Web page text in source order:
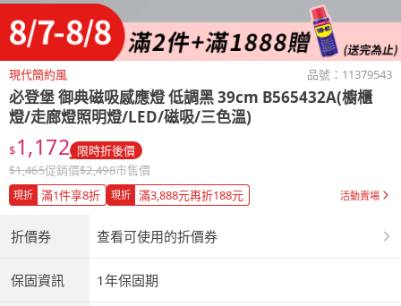
現代簡約風 品號： 11379543
必登堡御典磁吸感應燈 低調黑 39cm B565432A(櫥櫃
燈/走廊燈照明燈/LED/磁吸/三色溫)
$1,172 限時折後價
$1,465促銷價$2,498市售價
現折 滿1件享8折 現折 滿3,888元再折188元 活動賣場
折價券 查看可使用的折價券
保固資訊 1年保固期